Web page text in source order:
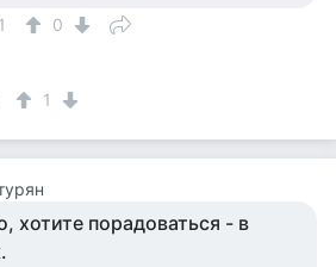
1
0
1
хотите порадоваться - в